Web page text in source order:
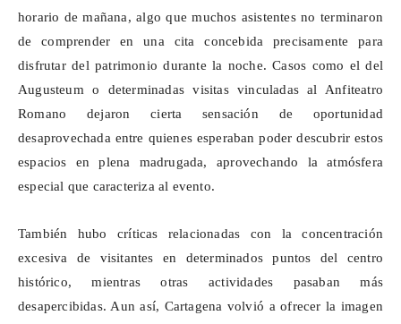
horario de mañana, algo que muchos asistentes no terminaron
de comprender en una cita concebida precisamente para
disfrutar del patrimonio durante la noche. Casos como el del
Augusteum o determinadas visitas vinculadas al Anfiteatro
Romano dejaron cierta sensación de oportunidad
desaprovechada entre quienes esperaban poder descubrir estos
espacios en plena madrugada, aprovechando la atmósfera
especial que caracteriza al evento.
También hubo críticas relacionadas con la concentración
excesiva de visitantes en determinados puntos del centro
histórico, mientras otras actividades pasaban más
desapercibidas. Aun así, Cartagena volvió a ofrecer la imagen